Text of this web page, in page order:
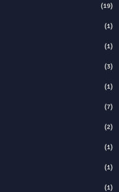
(19)
(1)
(1)
(3)
(1)
(7)
(2)
(1)
(1)
(1)